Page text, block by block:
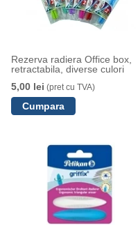
Rezerva radiera Office box,
retractabila, diverse culori
5,00 lei (pret cu TVA)